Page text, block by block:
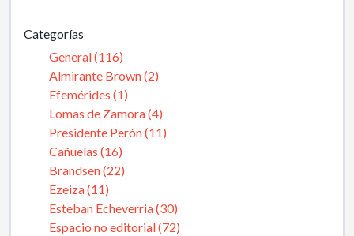
Categorías
General (116)
Almirante Brown (2)
Efemérides (1)
Lomas de Zamora (4)
Presidente Perón (11)
Cañuelas (16)
Brandsen (22)
Ezeiza (11)
Esteban Echeverria (30)
Espacio no editorial (72)